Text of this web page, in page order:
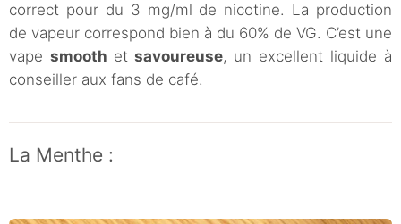
correct pour du 3 mg/ml de nicotine. La production
de vapeur correspond bien à du 60% de VG. C’est une
vape smooth etsavoureuse, un excellent liquide à
conseiller aux fans de café.
La Menthe :